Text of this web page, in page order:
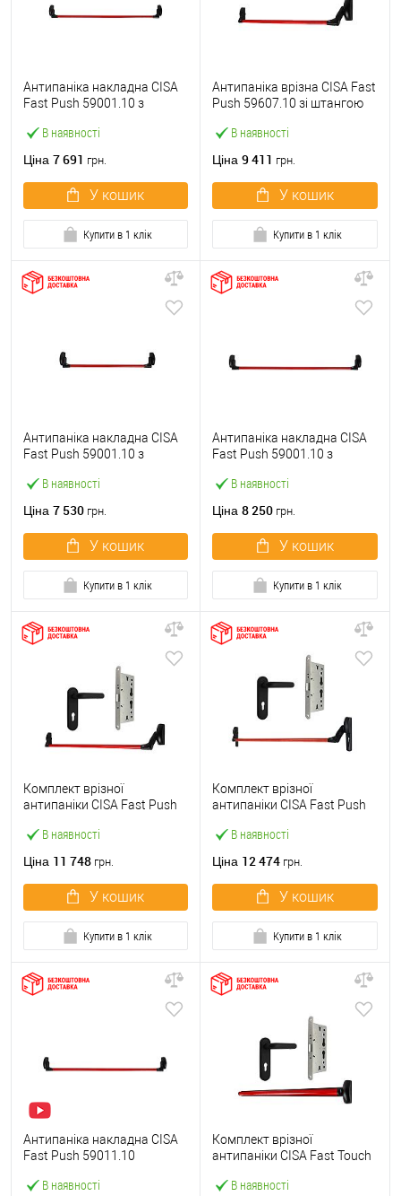
В наявності
Антипаніка накладна CISA
Fast Push 59001.10 з
мм червона
Ціна 7 691 грн.
У кошик
Купити в 1 клік
В наявності
Антипаніка врізна CISA Fast
Push 59607.10 зі штангою
Ціна 9 411 грн.
У кошик
Купити в 1 клік
В наявності
Антипаніка накладна CISA
Fast Push 59001.10 з
червона
Ціна 7 530 грн.
У кошик
Купити в 1 клік
В наявності
Антипаніка накладна CISA
Fast Push 59001.10 з
мм червона
Ціна 8 250 грн.
У кошик
Купити в 1 клік
В наявності
Комплект врізної
антипаніки CISA Fast Push
із замком та ручкою
Ціна 11 748 грн.
У кошик
Купити в 1 клік
В наявності
Комплект врізної
антипаніки CISA Fast Push
червоний із замком та
Ціна 12 474 грн.
У кошик
Купити в 1 клік
В наявності
Антипаніка накладна CISA
Fast Push 59011.10
штангою 1200 мм червона
В наявності
Комплект врізної
антипаніки CISA Fast Touch
із замком та ручкою